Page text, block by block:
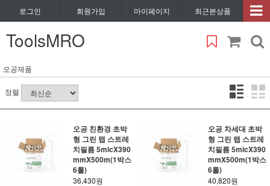
로그인 회원가입 마이페이지 최근본상품
ToolsMRO
오공제품
정렬
오공 친환경 초박
형 그린 랩 스트레
치필름 5micX390
mmX500m(1박스
6롤)
36,430원
오공 차세대 초박
형 그린 랩 스트레
치필름 5micX390
mmX500m(1박스
6롤)
40,820원